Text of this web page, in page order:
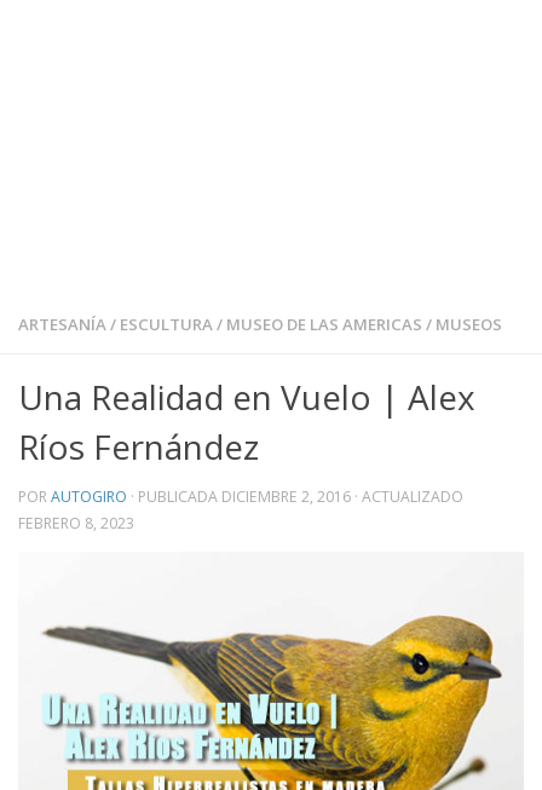
ARTESANÍA/ ESCULTURA/ MUSEO DE LAS AMERICAS / MUSEOS
Una Realidad en Vuelo | Alex
Ríos Fernández
PORAUTOGIRO · PUBLICADA DICIEMBRE 2, 2016 · ACTUALIZADO
FEBRERO 8, 2023